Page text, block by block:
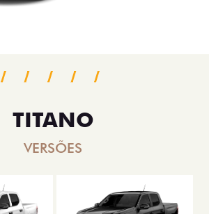
TITANO
VERSÕES